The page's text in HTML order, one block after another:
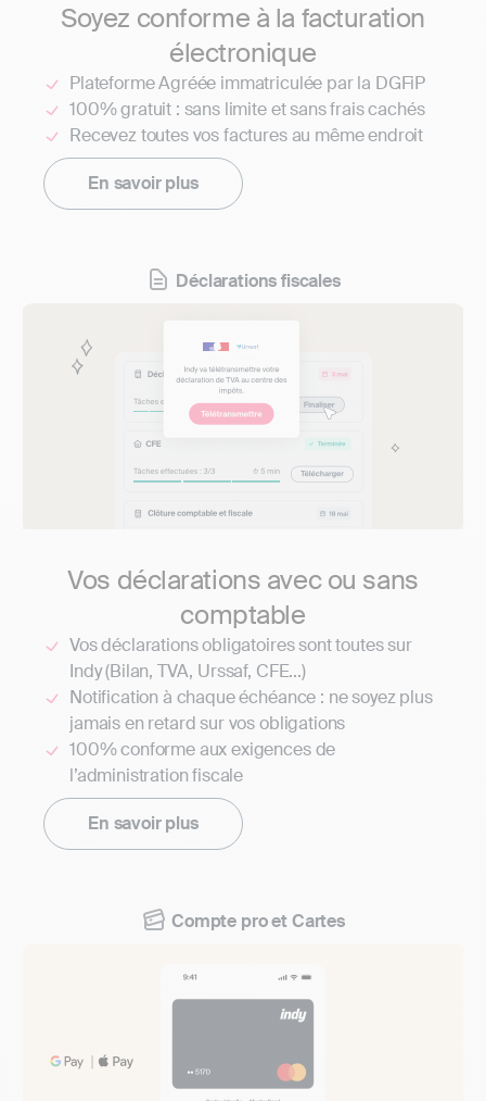
Soyez conforme à la facturation
électronique
Plateforme Agréée immatriculée par la DGFiP
100% gratuit : sans limite et sans frais cachés
Recevez toutes vos factures au même endroit
En savoir plus
Déclarations fiscales
Vos déclarations avec ou sans
comptable
Vos déclarations obligatoires sont toutes sur
Indy (Bilan, TVA, Urssaf, CFE...)
Notification à chaque échéance : ne soyez plus
jamais en retard sur vos obligations
100% conforme aux exigences de
l’administration fiscale
En savoir plus
Compte pro et Cartes